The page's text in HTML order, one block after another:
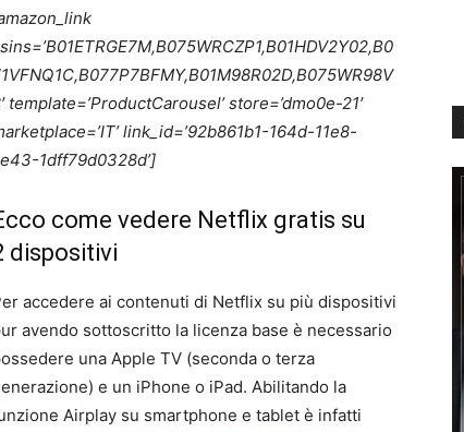
template=’ProductCarousel’ store=’dmo0e-21′
link_id=’92b861b1-164d-11e8-
1dff79d0328d’]
come vedere Netflix gratis su
dispositivi
accedere ai contenuti di Netflix su più dispositivi
avendo sottoscritto la licenza base è necessario
una Apple TV (seconda o terza
e un iPhone o iPad. Abilitando la
Airplay su smartphone e tablet è infatti